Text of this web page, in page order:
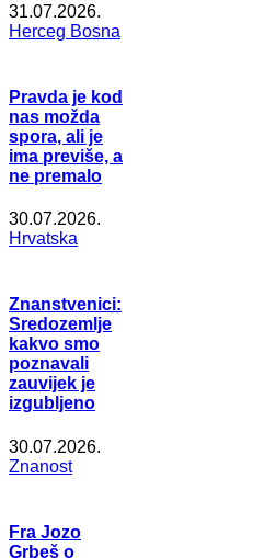
31.07.2026.
Herceg Bosna
Pravda je kod
nas možda
spora, ali je
ima previše, a
ne premalo
30.07.2026.
Hrvatska
Znanstvenici:
Sredozemlje
kakvo smo
poznavali
zauvijek je
izgubljeno
30.07.2026.
Znanost
Fra Jozo
Grbeš o